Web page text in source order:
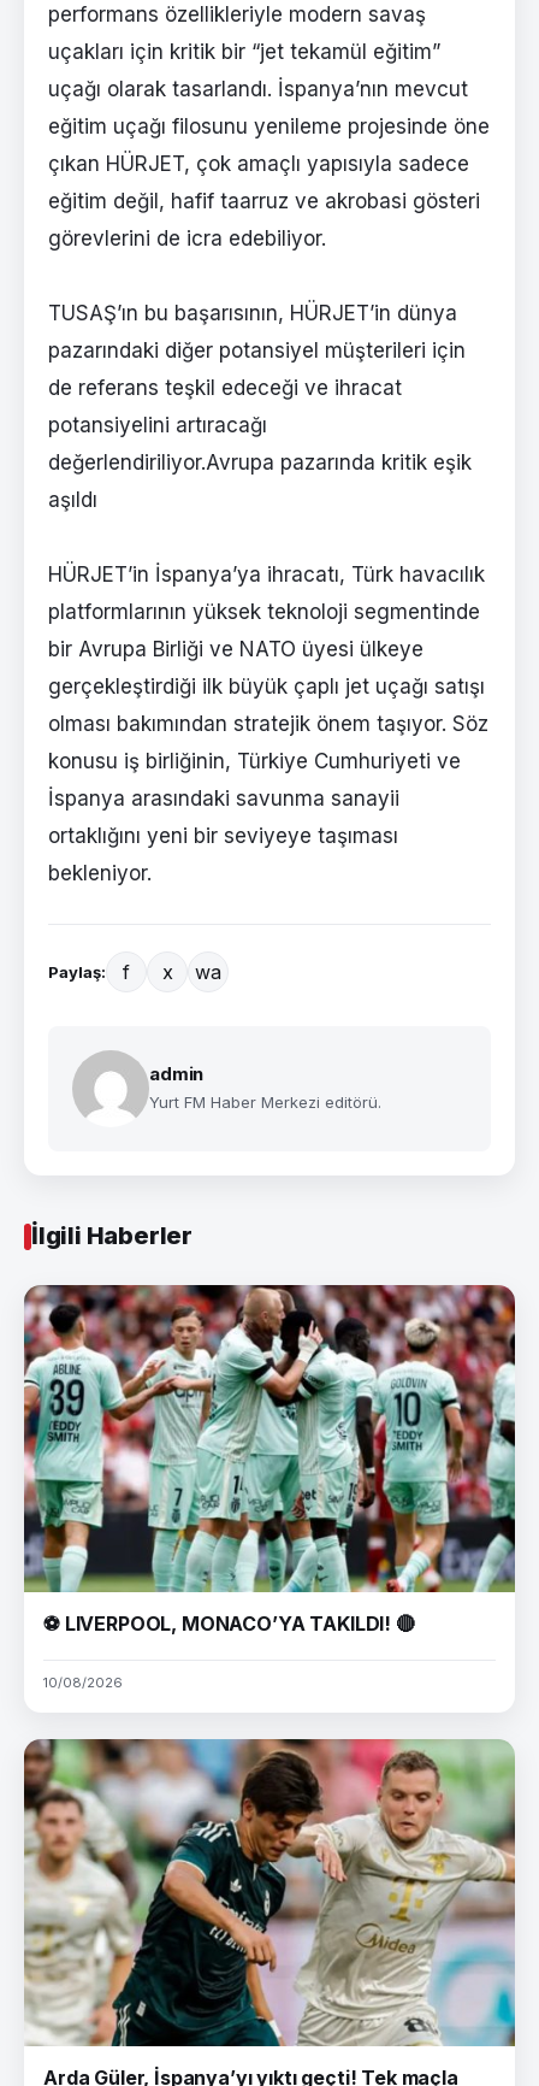
performans özellikleriyle modern savaş
uçakları için kritik bir “jet tekamül eğitim”
uçağı olarak tasarlandı. İspanya’nın mevcut
eğitim uçağı filosunu yenileme projesinde öne
çıkan HÜRJET, çok amaçlı yapısıyla sadece
eğitim değil, hafif taarruz ve akrobasi gösteri
görevlerini de icra edebiliyor.
TUSAŞ’ın bu başarısının, HÜRJET’in dünya
pazarındaki diğer potansiyel müşterileri için
de referans teşkil edeceği ve ihracat
potansiyelini artıracağı
değerlendiriliyor.Avrupa pazarında kritik eşik
aşıldı
HÜRJET’in İspanya’ya ihracatı, Türk havacılık
platformlarının yüksek teknoloji segmentinde
bir Avrupa Birliği ve NATO üyesi ülkeye
gerçekleştirdiği ilk büyük çaplı jet uçağı satışı
olması bakımından stratejik önem taşıyor. Söz
konusu iş birliğinin, Türkiye Cumhuriyeti ve
İspanya arasındaki savunma sanayii
ortaklığını yeni bir seviyeye taşıması
bekleniyor.
Paylaş: f x wa
admin
Yurt FM Haber Merkezi editörü.
İlgili Haberler
⚽ LIVERPOOL, MONACO’YA TAKILDI! 🔴
10/08/2026
Arda Güler, İspanya’yı yıktı geçti! Tek maçla